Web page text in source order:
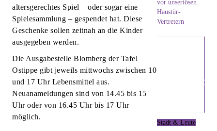
altersgerechtes Spiel – oder sogar eine
Spielesammlung – gespendet hat. Diese
Geschenke sollen zeitnah an die Kinder
ausgegeben werden.
Die Ausgabestelle Blomberg der Tafel
Ostippe gibt jeweils mittwochs zwischen 10
und 17 Uhr Lebensmittel aus.
Neuanameldungen sind von 14.45 bis 15
Uhr oder von 16.45 Uhr bis 17 Uhr
möglich.
unseriösen
Stadt & Leute